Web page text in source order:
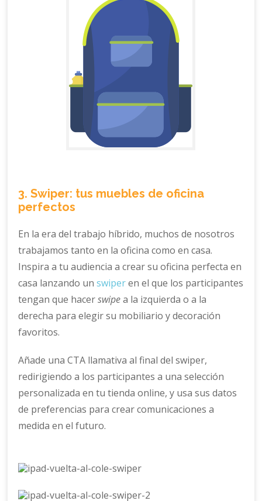
3. Swiper: tus muebles de oficina
perfectos
En la era del trabajo híbrido, muchos de nosotros
trabajamos tanto en la oficina como en casa.
Inspira a tu audiencia a crear su oficina perfecta en
casa lanzando unswiperen el que los participantes
tengan que hacerswipea la izquierda o a la
derecha para elegir su mobiliario y decoración
favoritos.
Añade una CTA llamativa al final del swiper,
redirigiendo a los participantes a una selección
personalizada en tu tienda online, y usa sus datos
de preferencias para crear comunicaciones a
medida en el futuro.